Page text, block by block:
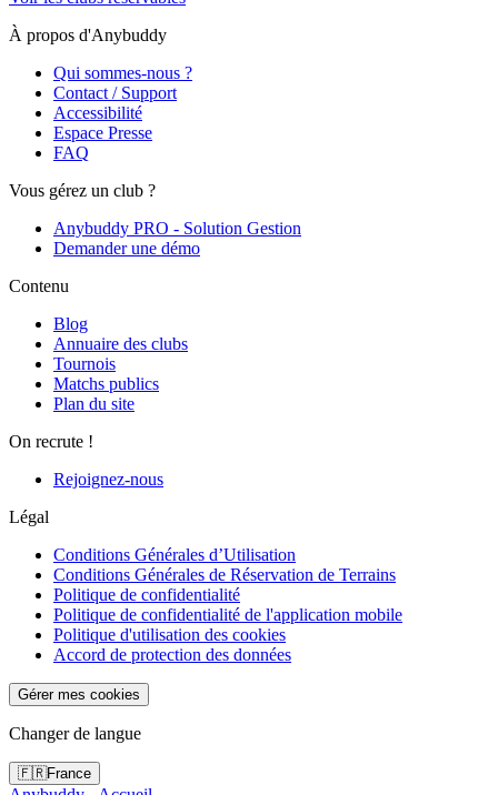
À propos d'Anybuddy
Qui sommes-nous ?
Contact / Support
Accessibilité
Espace Presse
FAQ
Vous gérez un club ?
Anybuddy PRO - Solution Gestion
Demander une démo
Contenu
Blog
Annuaire des clubs
Tournois
Matchs publics
Plan du site
On recrute !
Rejoignez-nous
Légal
Conditions Générales d’Utilisation
Conditions Générales de Réservation de Terrains
Politique de confidentialité
Politique de confidentialité de l'application mobile
Politique d'utilisation des cookies
Accord de protection des données
Gérer mes cookies
Changer de langue
🇫🇷France